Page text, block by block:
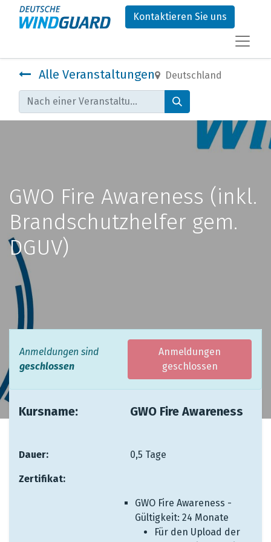
Kontaktieren Sie uns
Alle Veranstaltungen Deutschland
GWO Fire Awareness (inkl.
Brandschutzhelfer gem.
DGUV)
Anmeldungen sind
geschlossen
Anmeldungen
geschlossen
Kursname: ​GWO Fire Awareness
Dauer: ​ ​0,5 Tage
Zertifikat:
GWO Fire Awareness -
Gültigkeit: 24 Monate
Für den Upload der